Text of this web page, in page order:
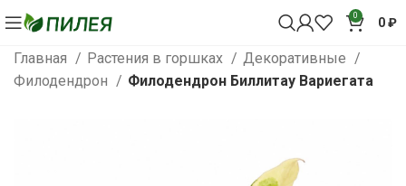
0 0₽
Главная Растения в горшках
Декоративные
Филодендрон
Филодендрон Биллитау Вариегата